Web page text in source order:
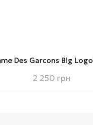
Des Garcons Big
2 250 грн